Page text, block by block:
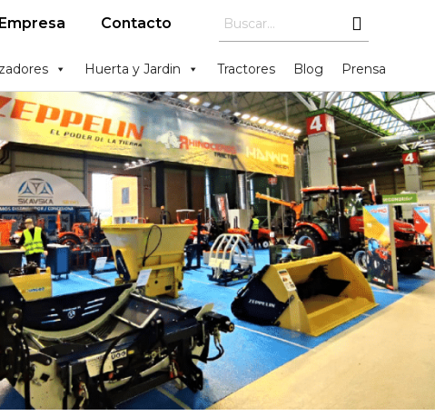
Empresa Contacto
Huerta y Jardin Tractores Blog Prensa